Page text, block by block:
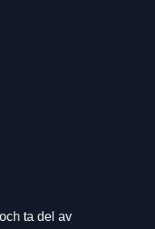
ta del av